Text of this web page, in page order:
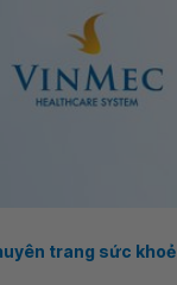
trang sức khoẻ